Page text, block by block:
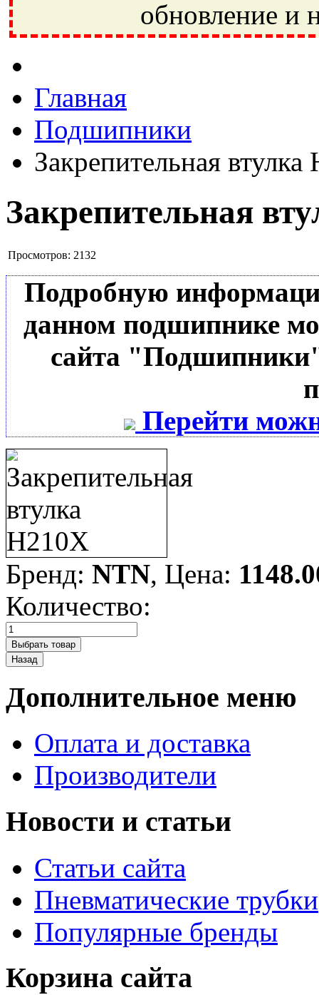
обновление и
Ивантеевка, подшипники, пневматика, метизы, техника,
Главная
Подшипники
Закрепительная втулка
Закрепительная
Просмотров: 2132
Подробную
данном подшипнике
сайта
Перейти
Бренд: NTN, Цена:
Количество:
Дополнительное меню
Оплата и доставка
Производители
Новости и статьи
Статьи сайта
Пневматические трубки
Популярные бренды
Корзина сайта